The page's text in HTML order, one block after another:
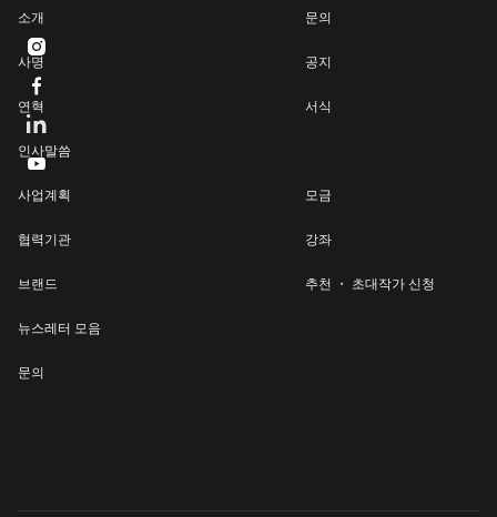
소개
사명
연혁
인사말씀
사업계획
협력기관
브랜드
뉴스레터 모음
문의
문의
공지
서식
모금
강좌
추천 ・ 초대작가 신청


